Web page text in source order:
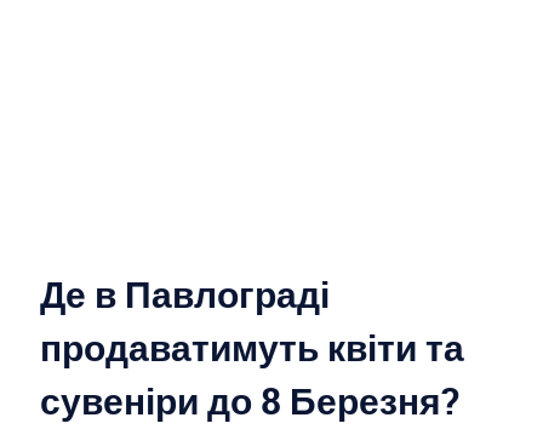
Де в Павлограді
продаватимуть квіти та
сувеніри до 8 Березня?